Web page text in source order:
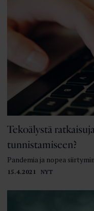
15.4.2021 NYT
Tekoälystä
tunnistamiseen?
Pandemia ja nopea